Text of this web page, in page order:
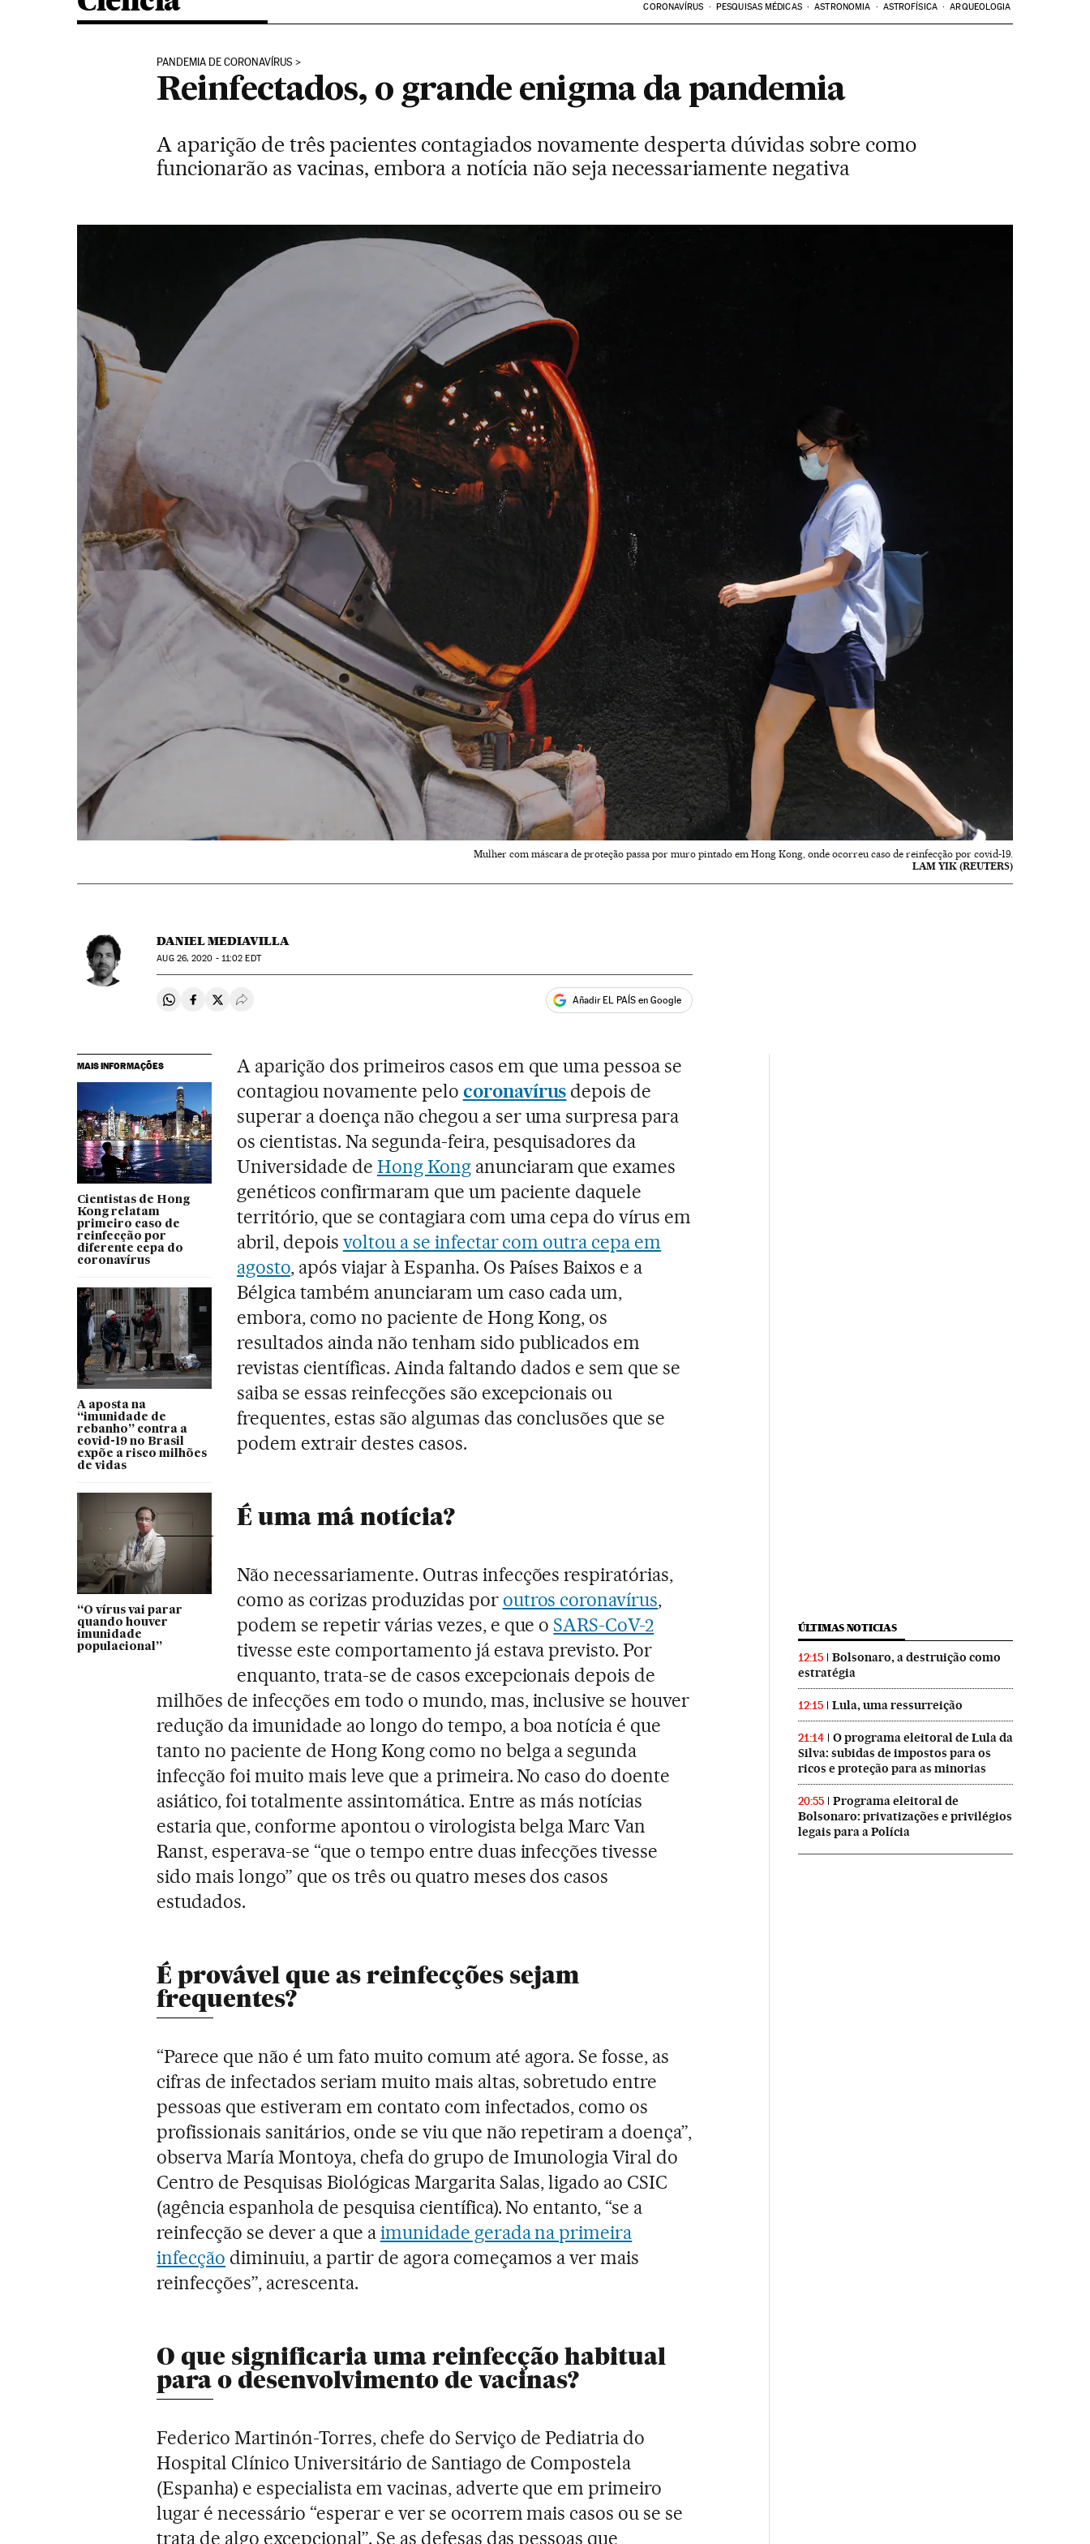
CORONAVÍRUS PESQUISAS MÉDICAS ASTRONOMIA ASTROFÍSICA ARQUEOLOGIA
PANDEMIA DE CORONAVÍRUS
Reinfectados, o grande enigma da pandemia
A aparição de três pacientes contagiados novamente desperta dúvidas sobre como
funcionarão as vacinas, embora a notícia não seja necessariamente negativa
Mulher com máscara de proteção passa por muro pintado em Hong Kong, onde ocorreu caso de reinfecção por covid-19.
LAM YIK (REUTERS)
DANIEL MEDIAVILLA
AUG26, 2020 - 11:02 EDT
Compartir en Whatsapp
Compartir en Facebook
Compartir en Twitter
Desplegar Redes Sociales Añadir EL PAÍS en Google
MAIS INFORMAÇÕES
Cientistas de Hong
Kong relatam
primeiro caso de
reinfecção por
diferente cepa do
coronavírus
A aposta na
“imunidade de
rebanho” contra a
covid-19 no Brasil
expõe a risco milhões
de vidas
“O vírus vai parar
quando houver
imunidade
populacional”
A aparição dos primeiros casos em que uma pessoa se
contagiou novamente pelo coronavírus depois de
superar a doença não chegou a ser uma surpresa para
os cientistas. Na segunda-feira, pesquisadores da
Universidade de Hong Konganunciaram que exames
genéticos confirmaram que um paciente daquele
território, que se contagiara com uma cepa do vírus em
abril, depois voltou a se infectar com outra cepa em
agosto, após viajar à Espanha. Os Países Baixos e a
Bélgica também anunciaram um caso cada um,
embora, como no paciente de Hong Kong, os
resultados ainda não tenham sido publicados em
revistas científicas. Ainda faltando dados e sem que se
saiba se essas reinfecções são excepcionais ou
frequentes, estas são algumas das conclusões que se
podem extrair destes casos.
É uma má notícia?
Não necessariamente. Outras infecções respiratórias,
como as corizas produzidas por outros coronavírus,
podem se repetir várias vezes, e que o SARS-CoV-2
tivesse este comportamento já estava previsto. Por
enquanto, trata-se de casos excepcionais depois de
milhões de infecções em todo o mundo, mas, inclusive se houver
redução da imunidade ao longo do tempo, a boa notícia é que
tanto no paciente de Hong Kong como no belga a segunda
infecção foi muito mais leve que a primeira. No caso do doente
asiático, foi totalmente assintomática. Entre as más notícias
estaria que, conforme apontou o virologista belga Marc Van
Ranst, esperava-se “que o tempo entre duas infecções tivesse
sido mais longo” que os três ou quatro meses dos casos
estudados.
É provável que as reinfecções sejam
frequentes?
“Parece que não é um fato muito comum até agora. Se fosse, as
cifras de infectados seriam muito mais altas, sobretudo entre
pessoas que estiveram em contato com infectados, como os
profissionais sanitários, onde se viu que não repetiram a doença”,
observa María Montoya, chefa do grupo de Imunologia Viral do
Centro de Pesquisas Biológicas Margarita Salas, ligado ao CSIC
(agência espanhola de pesquisa científica). No entanto, “se a
reinfecção se dever a que aimunidade gerada na primeira
infecção diminuiu, a partir de agora começamos a ver mais
reinfecções”, acrescenta.
O que significaria uma reinfecção habitual
para o desenvolvimento de vacinas?
Federico Martinón-Torres, chefe do Serviço de Pediatria do
Hospital Clínico Universitário de Santiago de Compostela
(Espanha) e especialista em vacinas, adverte que em primeiro
lugar é necessário “esperar e ver se ocorrem mais casos ou se se
trata de algo excepcional”. Se as defesas das pessoas que
ÚLTIMAS NOTICIAS
12:15
Bolsonaro, a destruição como
estratégia
12:15 Lula, uma ressurreição
21:14
O programa eleitoral de Lula da
Silva: subidas de impostos para os
ricos e proteção para as minorias
20:55
Programa eleitoral de
Bolsonaro: privatizações e privilégios
legais para a Polícia